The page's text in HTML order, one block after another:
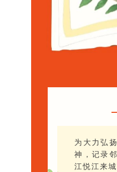
为大力弘
神，记录
江悦江来